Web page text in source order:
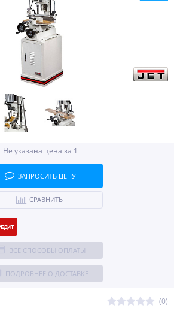
(0)
Не указана цена за 1
ЗАПРОСИТЬ ЦЕНУ
СРАВНИТЬ
ВСЕ СПОСОБЫ ОПЛАТЫ
ПОДРОБНЕЕ О ДОСТАВКЕ